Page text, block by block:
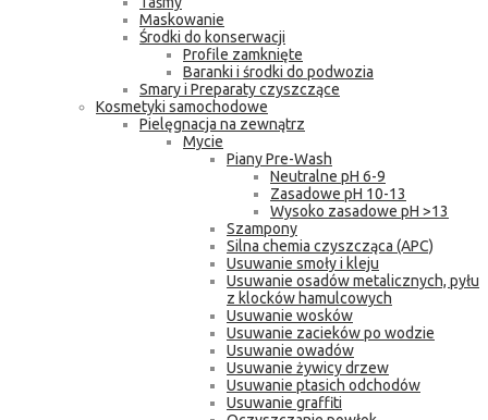
Maskowanie
Środki do konserwacji
Profile zamknięte
Baranki i środki do podwozia
Smary i Preparaty czyszczące
Kosmetyki samochodowe
Pielęgnacja na zewnątrz
Mycie
Piany Pre-Wash
Neutralne pH 6-9
Zasadowe pH 10-13
Wysoko zasadowe pH >13
Szampony
Silna chemia czyszcząca (APC)
Usuwanie smoły i kleju
Usuwanie osadów metalicznych, pyłu
z klocków hamulcowych
Usuwanie wosków
Usuwanie zacieków po wodzie
Usuwanie owadów
Usuwanie żywicy drzew
Usuwanie ptasich odchodów
Usuwanie graffiti